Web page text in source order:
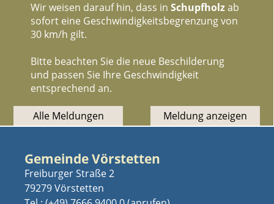
Wir weisen darauf hin, dass in Schupfholzab
sofort eine Geschwindigkeitsbegrenzung von
30 km/h gilt.
Bitte beachten Sie die neue Beschilderung
und passen Sie Ihre Geschwindigkeit
entsprechend an.
Alle Meldungen Meldung anzeigen
Gemeinde Vörstetten
Freiburger Straße 2
79279 Vörstetten